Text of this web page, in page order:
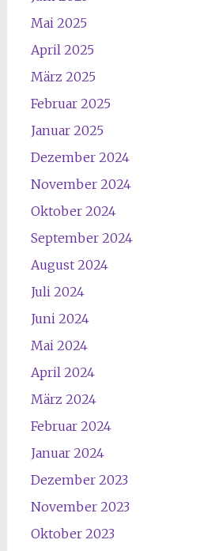
Mai 2025
April 2025
März 2025
Februar 2025
Januar 2025
Dezember 2024
November 2024
Oktober 2024
September 2024
August 2024
Juli 2024
Juni 2024
Mai 2024
April 2024
März 2024
Februar 2024
Januar 2024
Dezember 2023
November 2023
Oktober 2023